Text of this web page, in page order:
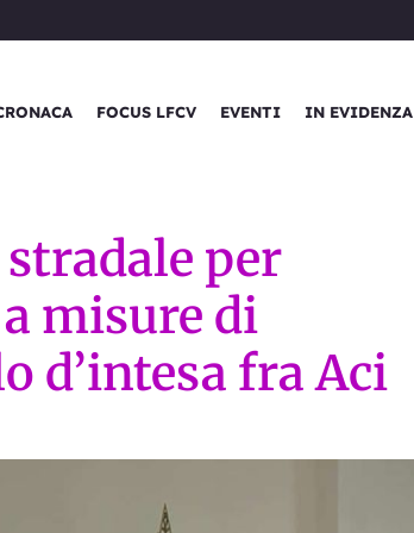
FOCUS LFCV EVENTI IN EVIDENZA
per
misure di
d’intesa fra Aci